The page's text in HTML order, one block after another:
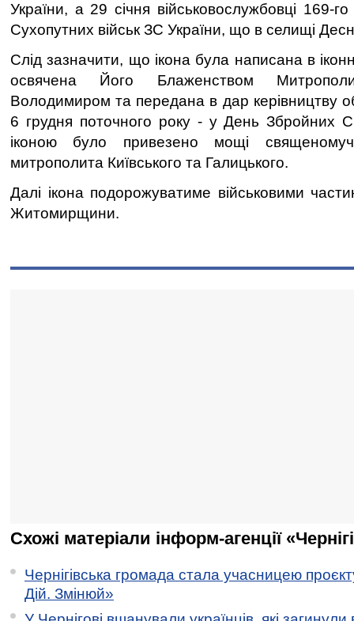
України, а 29 січня військовослужбовці 169-
Сухопутних військ ЗС України, що в селищі
Слід зазначити, що ікона була написана в
освячена Його Блаженством
Володимиром та передана в дар керівництву
6 грудня поточного року - у День Збройних
іконою було привезено мощі
митрополита Київського та Галицького.
Далі ікона подорожуватиме військовими
Житомирщини.
Схожі матеріали інформ-агенції
Чернігівська громада стала учасницею
Дій. Змінюй»